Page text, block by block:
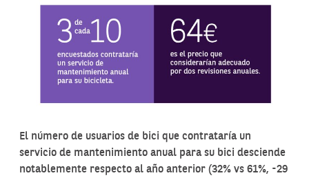
El número de usuarios de bici que contrataría un
servicio de mantenimiento anual para su bici desciende
notablemente respecto al año anterior (32% vs 61%, -29